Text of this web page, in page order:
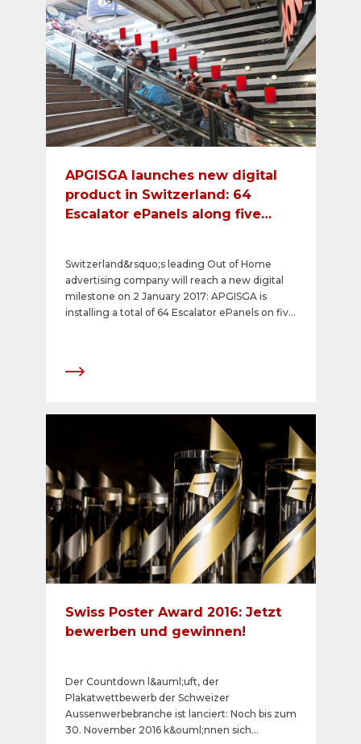
APGISGA launches new digital
product in Switzerland: 64
Escalator ePanels along five
Switzerland&rsquo;s leading Out of Home
advertising company will reach a new digital
milestone on 2 January 2017: APGISGA is
installing a total of 64 Escalator ePanels on five
escalators each have 16 or 12 screens and one
possibilities, thus ensuring high-impact
Swiss Poster Award 2016: Jetzt
bewerben und gewinnen!
Der Countdown l&auml;uft, der
Plakatwettbewerb der Schweizer
Aussenwerbebranche ist lanciert: Noch bis zum
30. November 2016 k&ouml;nnen sich